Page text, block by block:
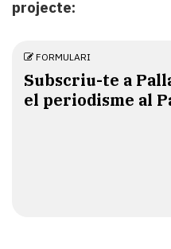
projecte:
FORMULARI
Subscriu-te a
el periodisme al